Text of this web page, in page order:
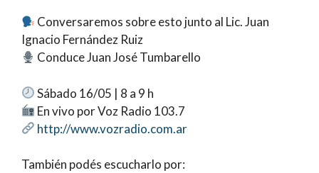
Conversaremos sobre esto junto al Lic. Juan
Ignacio Fernández Ruiz
Conduce Juan José Tumbarello
Sábado 16/05 | 8 a 9 h
En vivo por Voz Radio 103.7
http://www.vozradio.com.ar
También podés escucharlo por: